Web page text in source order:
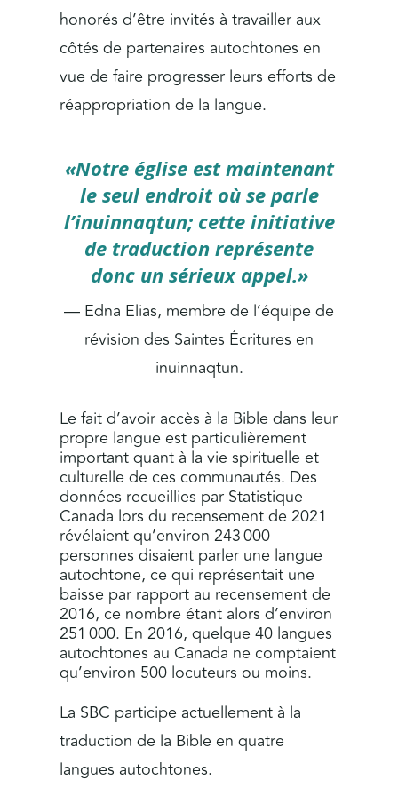
honorés d’être invités à travailler aux
côtés de partenaires autochtones en
vue de faire progresser leurs efforts de
réappropriation de la langue.
«Notre église est maintenant
le seul endroit où se parle
l’inuinnaqtun; cette initiative
de traduction représente
donc un sérieux appel.»
— Edna Elias, membre de l’équipe de
révision des Saintes Écritures en
inuinnaqtun.
Le fait d’avoir accès à la Bible dans leur
propre langue est particulièrement
important quant à la vie spirituelle et
culturelle de ces communautés. Des
données recueillies par Statistique
Canada lors du recensement de 2021
révélaient qu’environ 243 000
personnes disaient parler une langue
autochtone, ce qui représentait une
baisse par rapport au recensement de
2016, ce nombre étant alors d’environ
251 000. En 2016, quelque 40 langues
autochtones au Canada ne comptaient
qu’environ 500 locuteurs ou moins.
La SBC participe actuellement à la
traduction de la Bible en quatre
langues autochtones.